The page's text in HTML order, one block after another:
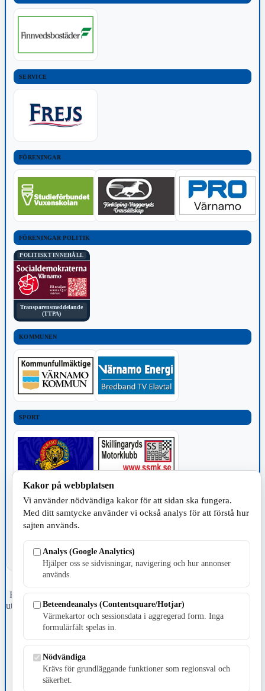
SERVICE
FÖRENINGAR
FÖRENINGAR POLITIK
POLITISKT INNEHÅLL
Transparensmeddelande
(TTPA)
KOMMUNEN
SPORT
TILLVERKNING
Fristående webbtidningsföretag grundat 1991 som sedan 2002 ger
ut tidningen Skillingaryd.nu och 2010 lanserades Värnamo.nu. Från
april 2026 omfattar Skillingaryd.nu tre kommuner: Gnosjö,
Värnamo och Vaggeryds kommun.
Kontakta oss
E-post: redaktionen@skillingaryd.nu
Postadress: Gisslaköp 1, 568 92 Skillingaryd
Kakor på webbplatsen
Vi använder nödvändiga kakor för att sidan ska fungera.
Med ditt samtycke använder vi också analys för att förstå hur
sajten används.
Analys (Google Analytics)
Hjälper oss se sidvisningar, navigering och hur annonser
används.
Beteendeanalys (Contentsquare/Hotjar)
Värmekartor och sessionsdata i aggregerad form. Inga
formulärfält spelas in.
Nödvändiga
Krävs för grundläggande funktioner som regionsval och
säkerhet.